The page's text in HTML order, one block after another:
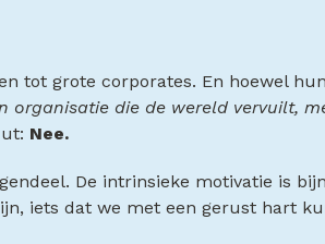
tot grote corporates. En hoewel
organisatie die de wereld vervuilt,
Nee.
De intrinsieke motivatie is
iets dat we met een gerust hart